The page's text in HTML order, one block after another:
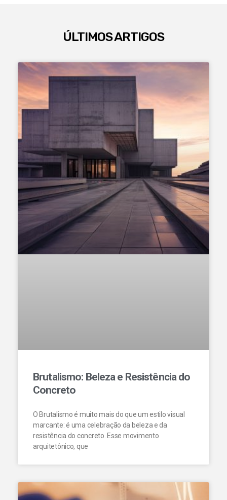
ÚLTIMOS ARTIGOS
Brutalismo: Beleza e Resistência do
Concreto
O Brutalismo é muito mais do que um estilo visual
marcante: é uma celebração da beleza e da
resistência do concreto. Esse movimento
arquitetônico, que